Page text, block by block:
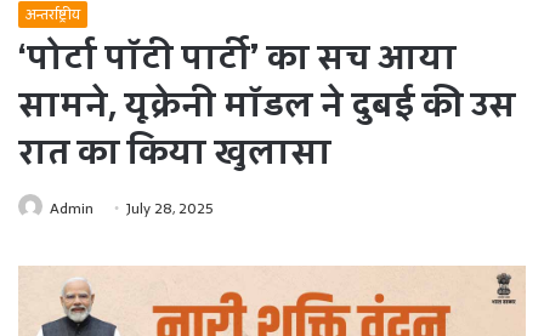
अन्तर्राष्ट्रीय
‘पोर्टा पॉटी पार्टी’ का सच आया
सामने, यूक्रेनी मॉडल ने दुबई की उस
रात का किया खुलासा
Admin July 28, 2025